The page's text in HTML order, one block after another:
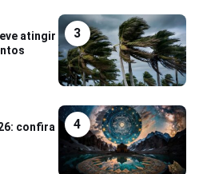
3
atingir
4
confira